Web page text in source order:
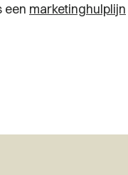
een marketinghulplijn